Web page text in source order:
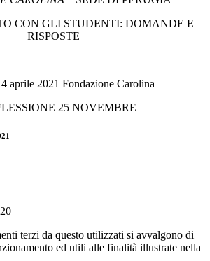
CON GLI STUDENTI: DOMANDE E
RISPOSTE
25 NOVEMBRE
terzi da questo utilizzati si avvalgono di
ed utili alle finalità illustrate nella